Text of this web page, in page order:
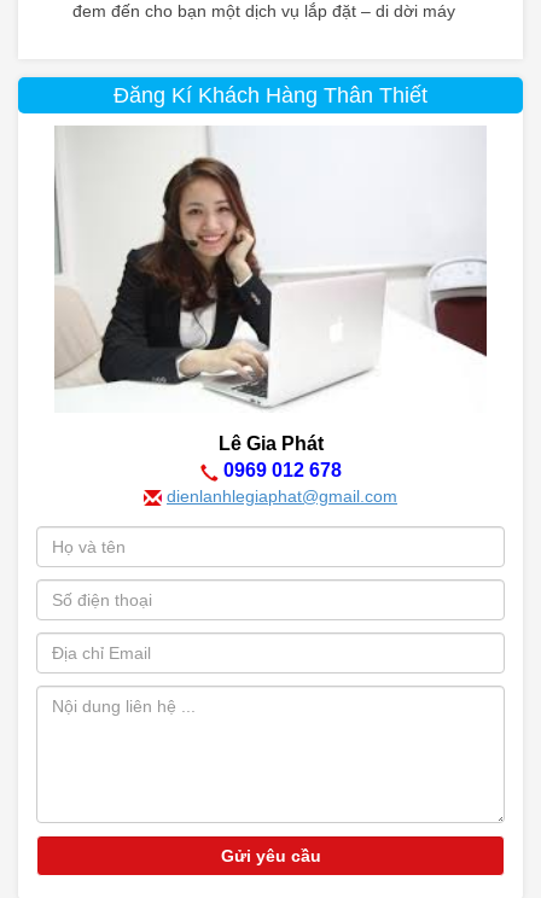
đem đến cho bạn một dịch vụ lắp đặt – di dời máy
Đăng Kí Khách Hàng Thân Thiết
Lê Gia Phát
0969 012 678
dienlanhlegiaphat@gmail.com